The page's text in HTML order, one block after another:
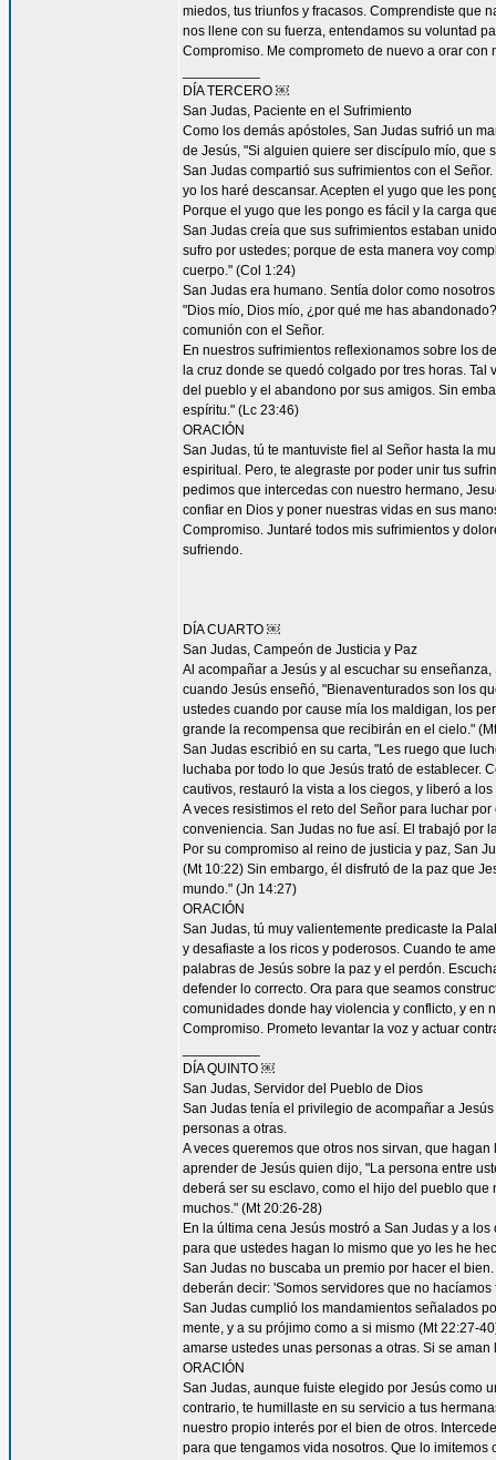
miedos, tus triunfos y fracasos. Comprendiste que
nos llene con su fuerza, entendamos su voluntad
Compromiso. Me comprometo de nuevo a orar
DÍA TERCERO ￼
San Judas, Paciente en el Sufrimiento
Como los demás apóstoles, San Judas sufrió un
de Jesús, "Si alguien quiere ser discípulo mío, que
San Judas compartió sus sufrimientos con el
yo los haré descansar. Acepten el yugo que les
Porque el yugo que les pongo es fácil y la carga
San Judas creía que sus sufrimientos estaban
sufro por ustedes; porque de esta manera voy
cuerpo." (Col 1:24)
San Judas era humano. Sentía dolor como
"Dios mío, Dios mío, ¿por qué me has
comunión con el Señor.
En nuestros sufrimientos reflexionamos sobre los
la cruz donde se quedó colgado por tres horas.
del pueblo y el abandono por sus amigos. Sin
espíritu." (Lc 23:46)
ORACIÓN
San Judas, tú te mantuviste fiel al Señor hasta la
espiritual. Pero, te alegraste por poder unir tus
pedimos que intercedas con nuestro hermano,
confiar en Dios y poner nuestras vidas en sus
Compromiso. Juntaré todos mis sufrimientos y
sufriendo.
DÍA CUARTO ￼
San Judas, Campeón de Justicia y Paz
Al acompañar a Jesús y al escuchar su
cuando Jesús enseñó, "Bienaventurados son los
ustedes cuando por cause mía los maldigan, los
grande la recompensa que recibirán en el cielo."
San Judas escribió en su carta, "Les ruego que
luchaba por todo lo que Jesús trató de establecer.
cautivos, restauró la vista a los ciegos, y liberó a
A veces resistimos el reto del Señor para luchar
conveniencia. San Judas no fue así. El trabajó por
Por su compromiso al reino de justicia y paz, San
(Mt 10:22) Sin embargo, él disfrutó de la paz que
mundo." (Jn 14:27)
ORACIÓN
San Judas, tú muy valientemente predicaste la
y desafiaste a los ricos y poderosos. Cuando te
palabras de Jesús sobre la paz y el perdón.
defender lo correcto. Ora para que seamos
comunidades donde hay violencia y conflicto, y en
Compromiso. Prometo levantar la voz y actuar
DÍA QUINTO ￼
San Judas, Servidor del Pueblo de Dios
San Judas tenía el privilegio de acompañar a
personas a otras.
A veces queremos que otros nos sirvan, que
aprender de Jesús quien dijo, "La persona entre
deberá ser su esclavo, como el hijo del pueblo
muchos." (Mt 20:26-28)
En la última cena Jesús mostró a San Judas y a
para que ustedes hagan lo mismo que yo les he
San Judas no buscaba un premio por hacer el
deberán decir: 'Somos servidores que no
San Judas cumplió los mandamientos señalados
mente, y a su prójimo como a si mismo (Mt 22:27-
amarse ustedes unas personas a otras. Si se
ORACIÓN
San Judas, aunque fuiste elegido por Jesús como
contrario, te humillaste en su servicio a tus
nuestro propio interés por el bien de otros.
para que tengamos vida nosotros. Que lo